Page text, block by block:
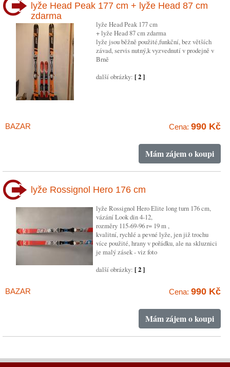
lyže Head Peak 177 cm + lyže Head 87 cm
zdarma
lyže Head Peak 177 cm
+ lyže Head 87 cm zdarma
lyže jsou běžně použité,funkční, bez větších
závad, servis nutný,k vyzvednutí v prodejně v
Brně
další obrázky: [ 2 ]
BAZAR Cena: 990 Kč
Mám zájem o koupi
lyže Rossignol Hero 176 cm
lyže Rossignol Hero Elite long turn 176 cm,
vázání Look din 4-12,
rozměry 115-69-96 r= 19 m ,
kvalitní, rychlé a pevné lyže, jen již trochu
více použité, hrany v pořádku, ale na skluznici
je malý zásek - viz foto
další obrázky: [ 2 ]
BAZAR Cena: 990 Kč
Mám zájem o koupi